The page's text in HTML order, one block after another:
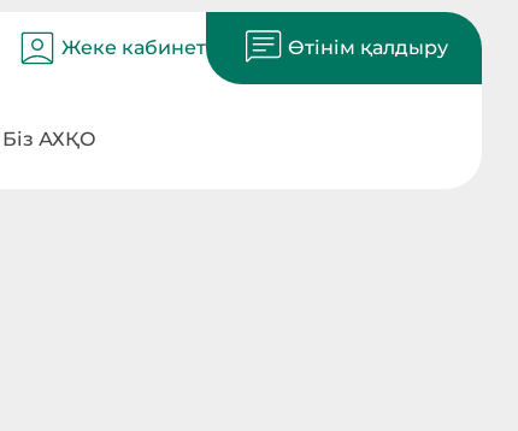
Жеке кабинет Өтінім қалдыру
Біз АХҚО